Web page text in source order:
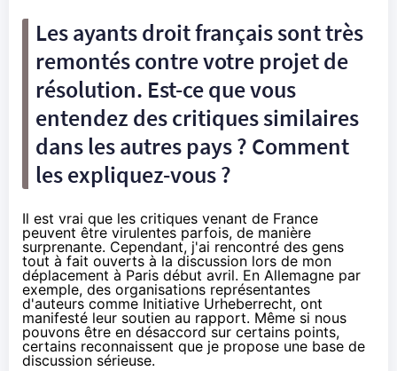
Les ayants droit français sont très
remontés contre votre projet de
résolution. Est-ce que vous
entendez des critiques similaires
dans les autres pays ? Comment
les expliquez-vous ?
Il est vrai que les critiques venant de France
peuvent être virulentes parfois, de manière
surprenante. Cependant, j'ai rencontré des gens
tout à fait ouverts à la discussion lors de mon
déplacement à Paris début avril. En Allemagne par
exemple, des organisations représentantes
d'auteurs comme Initiative Urheberrecht, ont
manifesté leur soutien au rapport. Même si nous
pouvons être en désaccord sur certains points,
certains reconnaissent que je propose une base de
discussion sérieuse.